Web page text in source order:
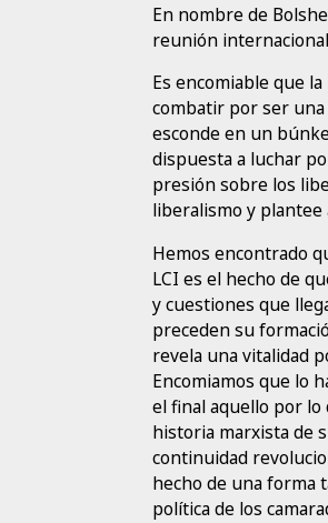
En nombre de
reunión
Es encomiable que
combatir por ser
esconde en un
dispuesta a luchar
presión sobre los
liberalismo y plantee
Hemos encontrado
LCI es el hecho de
y cuestiones que
preceden su
revela una vitalidad
Encomiamos que lo
el final aquello por lo
historia marxista de
continuidad
hecho de una forma
política de los